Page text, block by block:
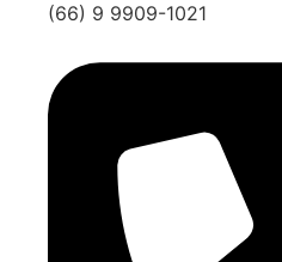
(66) 9 9909-1021